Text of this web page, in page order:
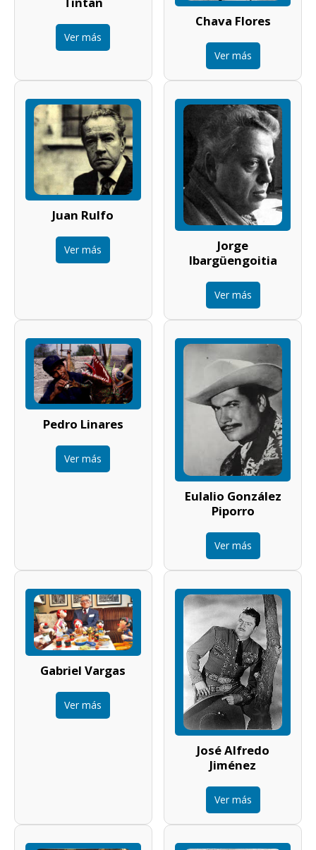
Ver más
Chava Flores
Ver más
Juan Rulfo
Ver más
Jorge
Ibargüengoitia
Ver más
Pedro Linares
Ver más
Eulalio González
Piporro
Ver más
Gabriel Vargas
Ver más
José Alfredo
Jiménez
Ver más